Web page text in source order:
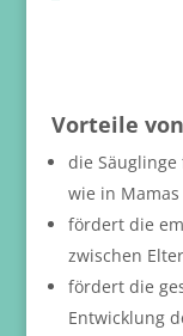
Vorteile
die
wie in Mamas
fördert die
zwischen
fördert die
Entwicklung